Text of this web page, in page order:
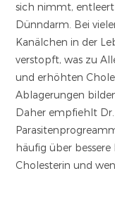
sich nimmt, entleert
Dünndarm. Bei
Kanälchen in der
verstopft, was zu
und erhöhten
Ablagerungen
Daher empfiehlt Dr.
häufig über bessere
Cholesterin und